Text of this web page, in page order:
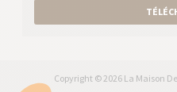
Copyright © 2026 La Maison